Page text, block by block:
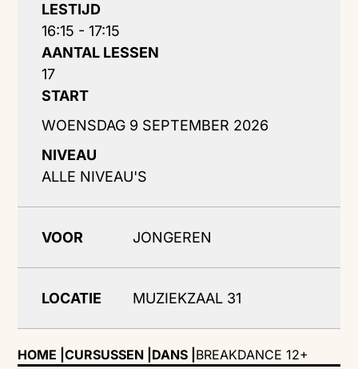
HOME |CURSUSSEN | DANS BREAKDANCE 12+
LESTIJD
16:15 - 17:15
AANTAL LESSEN
17
START
WOENSDAG 9 SEPTEMBER 2026
NIVEAU
ALLE NIVEAU'S
VOOR JONGEREN
LOCATIE MUZIEKZAAL 31